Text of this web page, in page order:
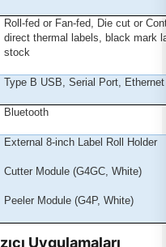
Roll-fed or Fan-fed, Die cut or
direct thermal labels, black mark
stock
Type B USB, Serial Port,
Bluetooth
External 8-inch Label Roll Holder
Cutter Module (G4GC, White)
Peeler Module (G4P, White)
Uygulamaları